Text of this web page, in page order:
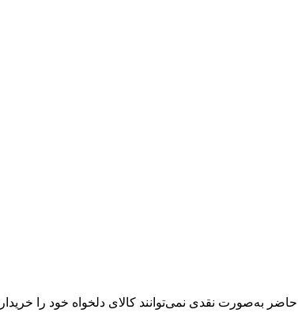
نقدی نمی‌توانند کالای دلخواه خود را